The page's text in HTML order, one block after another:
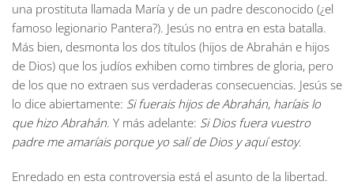
una prostituta llamada María y de un padre desconocido (¿el
famoso legionario Pantera?). Jesús no entra en esta batalla.
Más bien, desmonta los dos títulos (hijos de Abrahán e hijos
de Dios) que los judíos exhiben como timbres de gloria, pero
de los que no extraen sus verdaderas consecuencias. Jesús se
lo dice abiertamente: Si fuerais hijos de Abrahán, haríais lo
que hizo Abrahán. Y más adelante: Si Dios fuera vuestro
padre me amaríais porque yo salí de Dios y aquí estoy.
Enredado en esta controversia está el asunto de la libertad.